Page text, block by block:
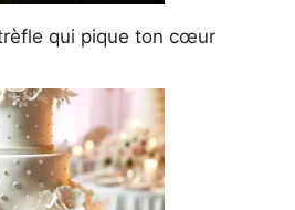
trèfle qui pique ton cœur